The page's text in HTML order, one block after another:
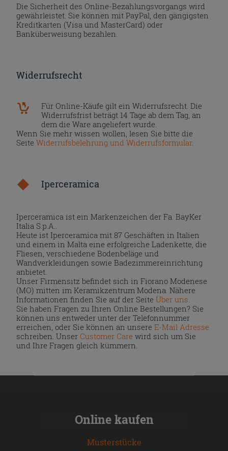
Die Sicherheit des Online-Bezahlungsvorgangs wird
gewährleistet. Sie können mit PayPal, den gängigsten
Kreditkarten (Visa und MasterCard) oder
Banküberweisung bezahlen.
Widerrufsrecht
Für Online-Käufe gilt ein Widerrufsrecht. Die
Widerrufsfrist beträgt 14 Tage ab dem Tag, an
dem die Ware angeliefert wurde.
Wenn Sie mehr wissen wollen, lesen Sie bitte die
SeiteWiderrufsbelehrung und Widerrufsformular.
Iperceramica
Iperceramica ist ein Markenzeichen der Fa. BayKer
Italia S.p.A..
Heute ist Iperceramica mit 87 Geschäften in Italien
und einem in Malta eine erfolgreiche Ladenkette, die
Fliesen, verschiedene Bodenbeläge und
Wandverkleidungen sowie Badezimmereinrichtung
anbietet.
Unser Firmensitz befindet sich in Fiorano Modenese
(MO) mitten im Keramikzentrum Modena. Nähere
Informationen finden Sie auf der Seite Über uns
Sie haben Fragen zu Ihren Online Bestellungen? Sie
können uns entweder unter der Telefonnummer
erreichen, oder Sie können an unsereE-Mail Adresse
schreiben. UnserCustomer Care wird sich um Sie
und Ihre Fragen gleich kümmern.
Online kaufen
Musterstücke